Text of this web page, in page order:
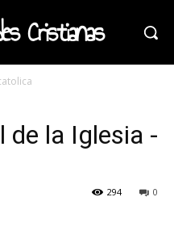
Cristianas
de la Iglesia -
0
294